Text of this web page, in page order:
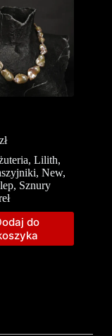
zł
,Lilith,
,New,
, Sznury
do